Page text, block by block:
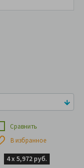
4 х5,972 руб.
Сравнить
В избранное